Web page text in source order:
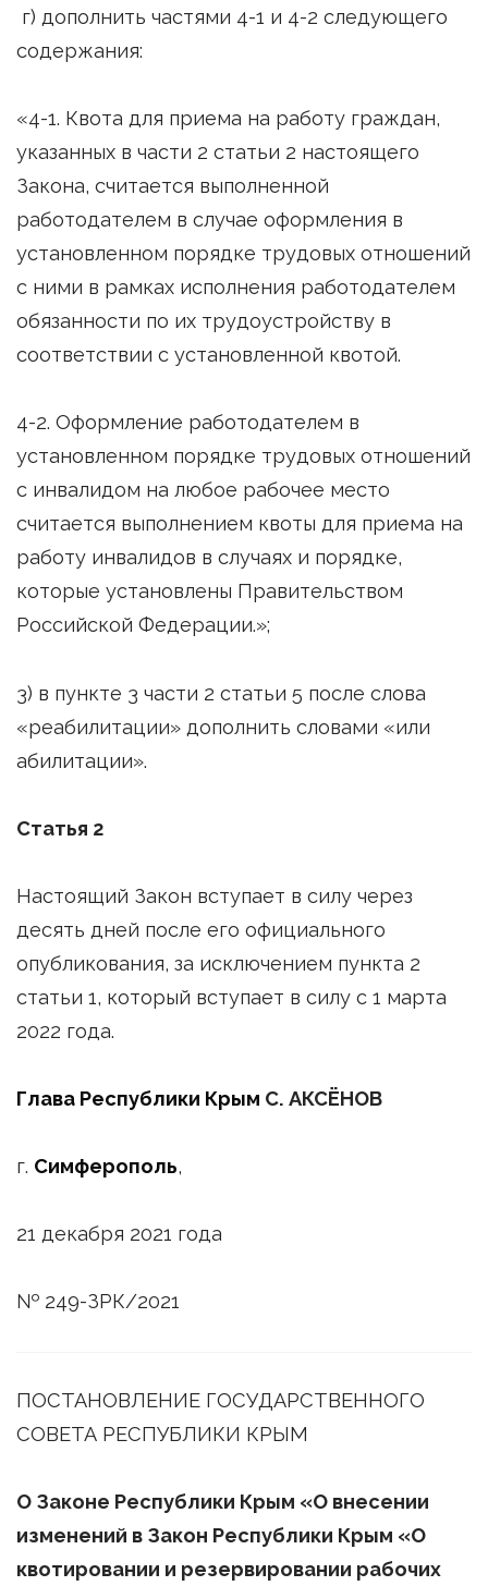
г) дополнить частями 4-1 и 4-2 следующего
содержания:
«4-1. Квота для приема на работу граждан,
указанных в части 2 статьи 2 настоящего
Закона, считается выполненной
работодателем в случае оформления в
установленном порядке трудовых отношений
с ними в рамках исполнения работодателем
обязанности по их трудоустройству в
соответствии с установленной квотой.
4-2. Оформление работодателем в
установленном порядке трудовых отношений
с инвалидом на любое рабочее место
считается выполнением квоты для приема на
работу инвалидов в случаях и порядке,
которые установлены Правительством
Российской Федерации.»;
3) в пункте 3 части 2 статьи 5 после слова
«реабилитации» дополнить словами «или
абилитации».
Статья 2
Настоящий Закон вступает в силу через
десять дней после его официального
опубликования, за исключением пункта 2
статьи 1, который вступает в силу с 1 марта
2022 года.
Глава Республики Крым С. АКСЁНОВ
г. Симферополь,
21 декабря 2021 года
№ 249-ЗРК/2021
ПОСТАНОВЛЕНИЕ ГОСУДАРСТВЕННОГО
СОВЕТА РЕСПУБЛИКИ КРЫМ
О Законе Республики Крым «О внесении
изменений в Закон Республики Крым «О
квотировании и резервировании рабочих